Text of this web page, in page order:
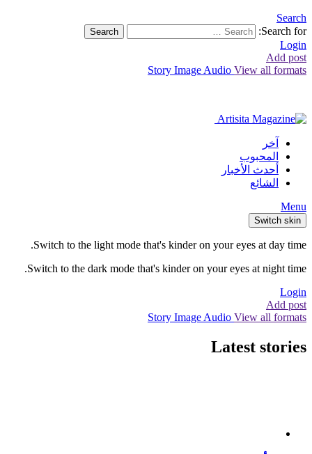
Search
Search for:
Search
Login
Add post
Story Image Audio View all formats
آخر
المحبوب
أحدث الأخبار
الشائع
Menu
Switch skin
Switch to the light mode that's kinder on your eyes at day time.
Switch to the dark mode that's kinder on your eyes at night time.
Login
Add post
Story Image Audio View all formats
Latest stories